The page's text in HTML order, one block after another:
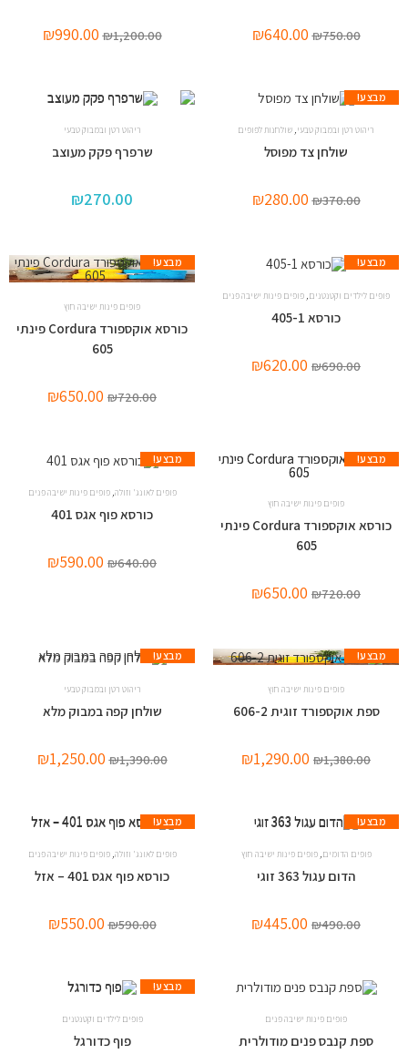
₪750.00
₪640.00
₪1,200.00
₪990.00
מבצע!
ריהוט רטן ובמבוק טבעי, שולחנות לפופים
שולחן צד מפוסל
₪370.00
₪280.00
ריהוט רטן ובמבוק טבעי
שרפרף פקק מעוצב
₪270.00
מבצע!
פופים לילדים וקטנטנים פופים פינות ישיבה פנים
כורסא 405-1
₪690.00
₪620.00
מבצע!
פופים פינות ישיבה חוץ
כורסא אוקספורד Cordura פינתי
605
₪720.00
₪650.00
מבצע!
פופים פינות ישיבה חוץ
כורסא אוקספורד Cordura פינתי
605
₪720.00
₪650.00
מבצע!
פופים לאונג' וזולה ,פופים פינות ישיבה פנים
כורסא פוף אגס 401
₪640.00
₪590.00
מבצע!
פופים פינות ישיבה חוץ
ספת אוקספורד זוגית 606-2
₪1,380.00
₪1,290.00
מבצע!
ריהוט רטן ובמבוק טבעי
שולחן קפה במבוק מלא
₪1,390.00
₪1,250.00
מבצע!
פופים הדומים ,פופים פינות ישיבה חוץ
הדום עגול 363 זוגי
₪490.00
₪445.00
מבצע!
פופים לאונג' וזולה ,פופים פינות ישיבה פנים
כורסא פוף אגס 401 – אזל
₪590.00
₪550.00
פופים פינות ישיבה פנים
ספת קנבס פנים מודולרית
מבצע!
פופים לילדים וקטנטנים
פוף כדורגל